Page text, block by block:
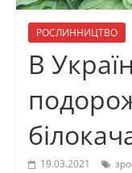
РОСЛИННИЦТВО
В
19.03.2021